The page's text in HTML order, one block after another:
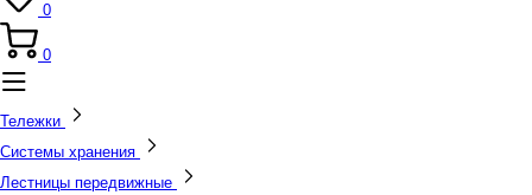
0
0
Тележки
Системы хранения
Лестницы передвижные